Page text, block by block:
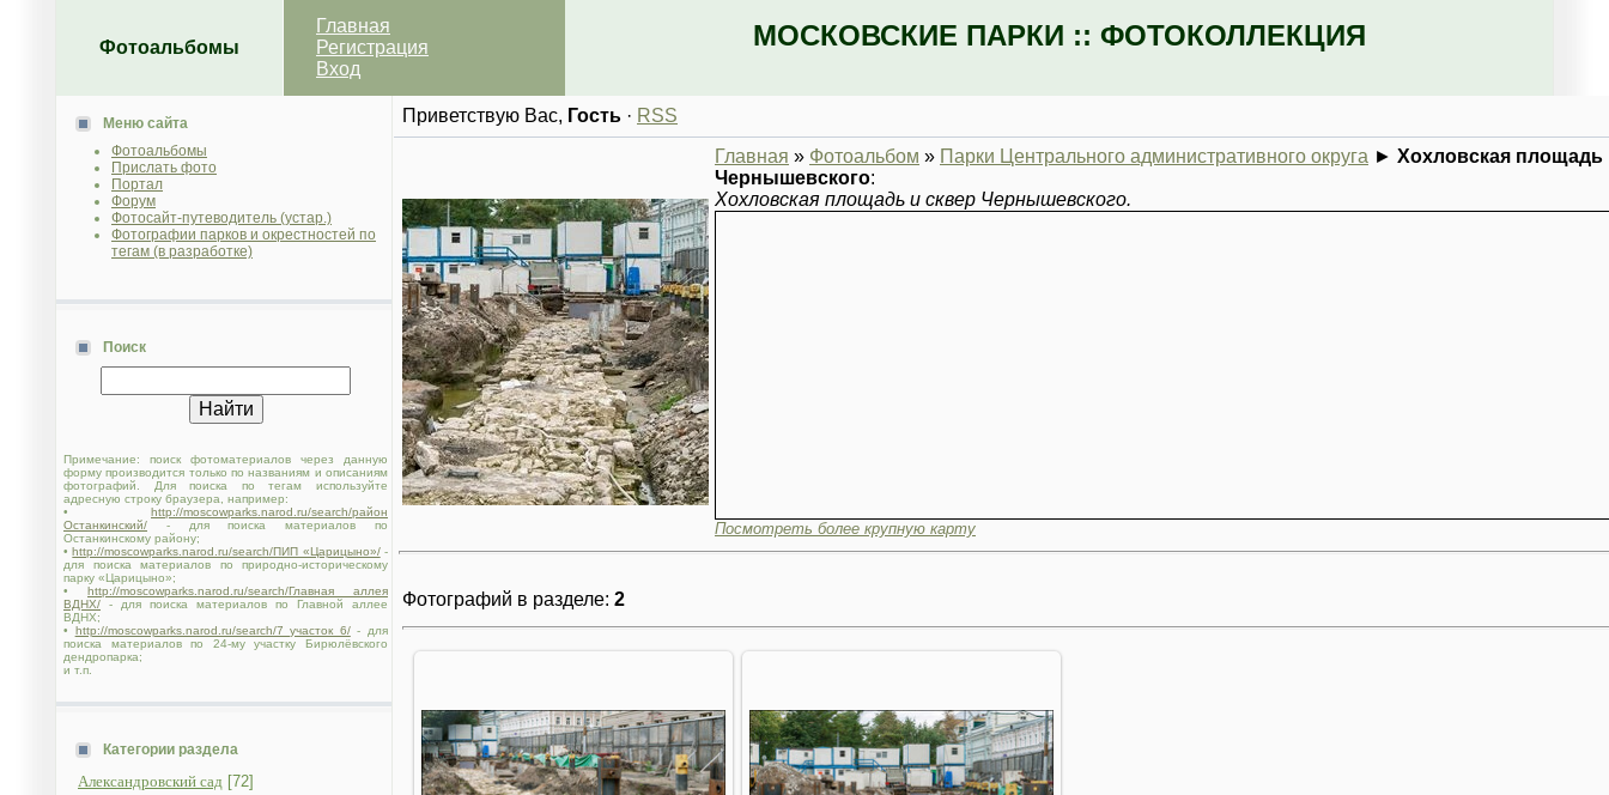
Фотоальбомы
Главная
Регистрация
Вход
МОСКОВСКИЕ ПАРКИ :: ФОТОКОЛЛЕКЦИЯ
Меню сайта
Фотоальбомы
Прислать фото
Портал
Форум
Фотосайт-путеводитель (устар.)
Фотографии парков и окрестностей по
тегам (в разработке)
Поиск
Примечание: поиск фотоматериалов через данную
форму производится только по названиям и описаниям
фотографий. Для поиска по тегам используйте
адресную строку браузера, например:
• http://moscowparks.narod.ru/search/район
Останкинский/ - для поиска материалов по
Останкинскому району;
•http://moscowparks.narod.ru/search/ПИП «Царицыно»/-
для поиска материалов по природно-историческому
парку «Царицыно»;
• http://moscowparks.narod.ru/search/Главная аллея
ВДНХ/ - для поиска материалов по Главной аллее
ВДНХ;
• http://moscowparks.narod.ru/search/7 участок 6/- для
поиска материалов по 24-му участку Бирюлёвского
дендропарка;
и т.п.
Категории раздела
Александровский сад [72]
Приветствую Вас, Гость · RSS
Главная » Фотоальбом » Парки Центрального административного округа ► Хохловская площадь
Чернышевского:
Хохловская площадь и сквер Чернышевского.
Посмотреть более крупную карту
Фотографий в разделе: 2